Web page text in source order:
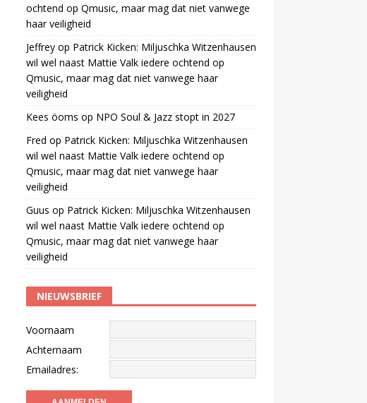
ochtend op Qmusic, maar mag dat niet vanwege
haar veiligheid
Jeffreyop Patrick Kicken: Miljuschka Witzenhausen
wil wel naast Mattie Valk iedere ochtend op
Qmusic, maar mag dat niet vanwege haar
veiligheid
Kees öoms op NPO Soul & Jazz stopt in 2027
Fred op Patrick Kicken: Miljuschka Witzenhausen
wil wel naast Mattie Valk iedere ochtend op
Qmusic, maar mag dat niet vanwege haar
veiligheid
Guus op Patrick Kicken: Miljuschka Witzenhausen
wil wel naast Mattie Valk iedere ochtend op
Qmusic, maar mag dat niet vanwege haar
veiligheid
NIEUWSBRIEF
Voornaam
Achternaam
Emailadres: